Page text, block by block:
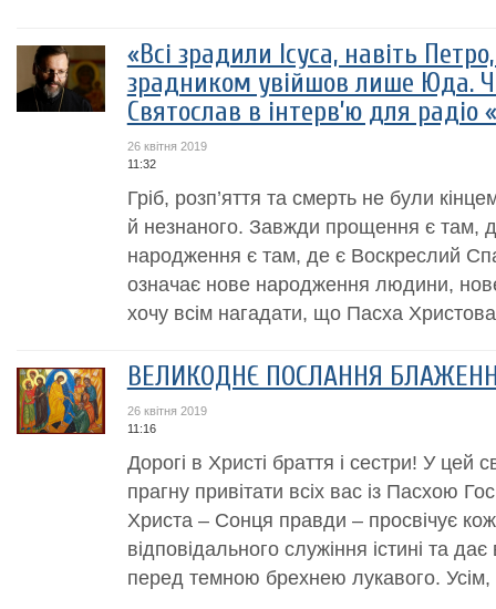
«Всі зрадили Ісуса, навіть
зрадником увійшов лише Юда.
Святослав в інтерв’ю для радіо
26 квітня 2019
11:32
Гріб, розп’яття та смерть не були
й незнаного. Завжди прощення є там,
народження є там, де є Воскреслий
означає нове народження людини,
хочу всім нагадати, що Пасха
ВЕЛИКОДНЄ ПОСЛАННЯ
26 квітня 2019
11:16
Дорогі в Христі браття і сестри! У цей
прагну привітати всіх вас із Пасхою
Христа – Сонця правди – просвічує
відповідального служіння істині та
перед темною брехнею лукавого. Усім,